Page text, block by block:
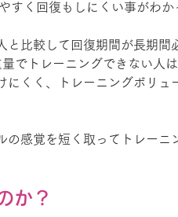
すく回復もしにくい事がわか
比較して回復期間が長期間
でトレーニングできない人
にくく、トレーニングボリュ
感覚を短く取ってトレーニ
か？